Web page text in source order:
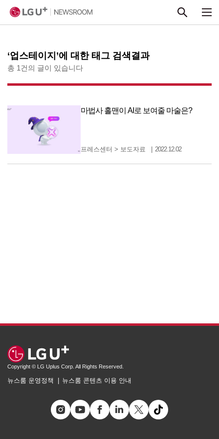
‘업스테이지’에 대한 태그 검색결과
총 1건의 글이 있습니다
마법사 홀맨이 AI로 보여줄 마술은?
프레스센터 > 보도자료 2022.12.02
Copyright © LG Uplus Corp. All Rights Reserved.
뉴스룸 운영정책 뉴스룸 콘텐츠 이용 안내